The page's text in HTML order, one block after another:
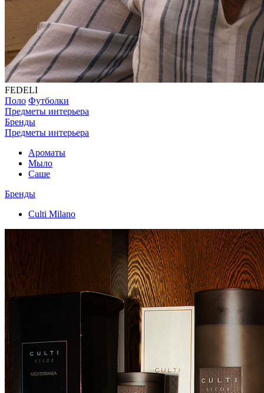
FEDELI
Поло Футболки
Предметы интерьера
Бренды
Предметы интерьера
Ароматы
Мыло
Саше
Бренды
Culti Milano